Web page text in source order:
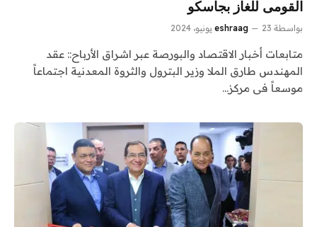
القومى للغاز بجاسكو
بواسطة eshraag 23 يونيو، 2024
متابعات أخبار الاقتصاد والبورصة عبر اشراق الأرباح:: عقد
المهندس طارق الملا وزير البترول والثروة المعدنية اجتماعاً
موسعاً فى مركز…